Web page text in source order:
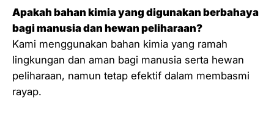
Apakah bahan kimia yang digunakan berbahaya
bagi manusia dan hewan peliharaan?
Kami menggunakan bahan kimia yang ramah
lingkungan dan aman bagi manusia serta hewan
peliharaan, namun tetap efektif dalam membasmi
rayap.